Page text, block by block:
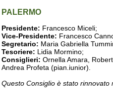
PALERMO
Presidente: Francesco Miceli;
Vice-Presidente: Francesco
Segretario: Maria Gabriella
Tesoriere: Lidia Mormino;
Consiglieri: Ornella Amara,
Andrea Profeta (pian.iunior).
Questo Consiglio è stato